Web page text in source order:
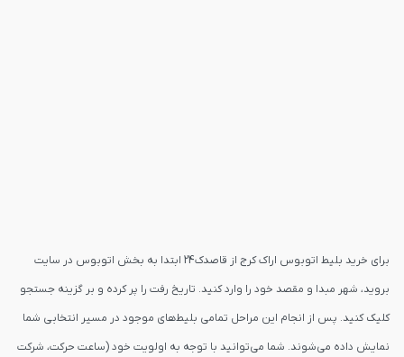
برای خرید بلیط اتوبوس اراک کرج از قاصدک24 ابتدا به بخش اتوبوس در سایت
بروید، شهر مبدا و مقصد خود را وارد کنید. تاریخ رفت را پر کرده و بر گزینه جستجو
کلیک کنید. پس از انجام این مراحل تمامی بلیط‌های موجود در مسیر انتخابی شما
نمایش داده می‌شوند. شما می‌توانید با توجه به اولویت خود (ساعت حرکت، شرکت